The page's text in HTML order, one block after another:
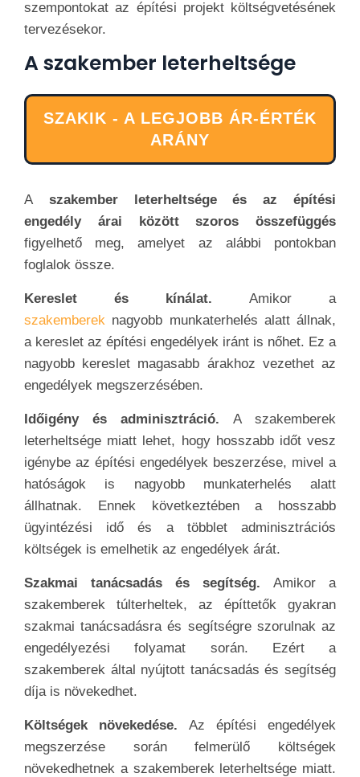
szempontokat az építési projekt költségvetésének
tervezésekor.
A szakember leterheltsége
SZAKIK - A LEGJOBB ÁR-ÉRTÉK
ARÁNY
A szakember leterheltsége és az építési
engedély árai között szoros összefüggés
figyelhető meg, amelyet az alábbi pontokban
foglalok össze.
Kereslet és kínálat. Amikor a
szakemberek nagyobb munkaterhelés alatt állnak,
a kereslet az építési engedélyek iránt is nőhet. Ez a
nagyobb kereslet magasabb árakhoz vezethet az
engedélyek megszerzésében.
Időigény és adminisztráció. A szakemberek
leterheltsége miatt lehet, hogy hosszabb időt vesz
igénybe az építési engedélyek beszerzése, mivel a
hatóságok is nagyobb munkaterhelés alatt
állhatnak. Ennek következtében a hosszabb
ügyintézési idő és a többlet adminisztrációs
költségek is emelhetik az engedélyek árát.
Szakmai tanácsadás és segítség. Amikor a
szakemberek túlterheltek, az építtetők gyakran
szakmai tanácsadásra és segítségre szorulnak az
engedélyezési folyamat során. Ezért a
szakemberek által nyújtott tanácsadás és segítség
díja is növekedhet.
Költségek növekedése. Az építési engedélyek
megszerzése során felmerülő költségek
növekedhetnek a szakemberek leterheltsége miatt.